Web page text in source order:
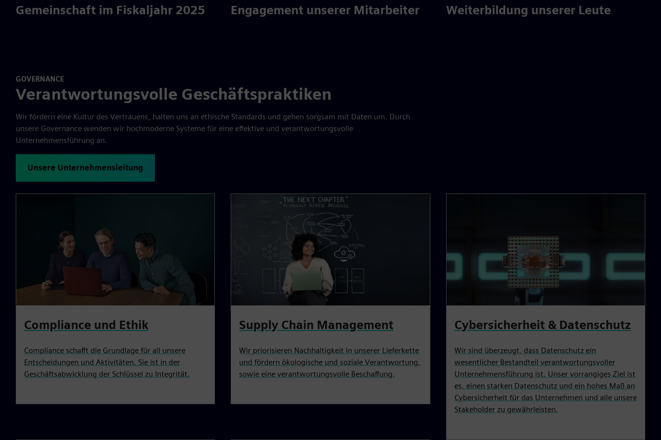
Gemeinschaft im Fiskaljahr 2025
Engagement unserer Mitarbeiter
Weiterbildung unserer Leute
GOVERNANCE
Verantwortungsvolle Geschäftspraktiken
Wir fördern eine Kultur des Vertrauens, halten uns an ethische Standards und gehen sorgsam mit Daten um. Durch
unsere Governance wenden wir hochmoderne Systeme für eine effektive und verantwortungsvolle
Unternehmensführung an.
Unsere Unternehmensleitung
Compliance und Ethik
Compliance schafft die Grundlage für all unsere
Entscheidungen und Aktivitäten. Sie ist in der
Geschäftsabwicklung der Schlüssel zu Integrität.
Supply Chain Management
Wir priorisieren Nachhaltigkeit in unserer Lieferkette
und fördern ökologische und soziale Verantwortung,
sowie eine verantwortungsvolle Beschaffung.
Cybersicherheit & Datenschutz
Wir sind überzeugt, dass Datenschutz ein
wesentlicher Bestandteil verantwortungsvoller
Unternehmensführung ist. Unser vorrangiges Ziel ist
es, einen starken Datenschutz und ein hohes Maß an
Cybersicherheit für das Unternehmen und alle unsere
Stakeholder zu gewährleisten.